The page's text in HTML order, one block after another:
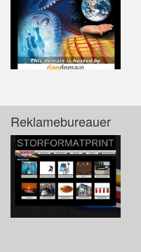
Reklamebureauer